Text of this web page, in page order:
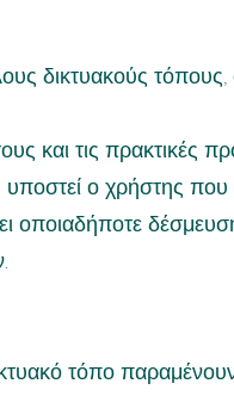
δικτυακούς τόπους,
και τις πρακτικές
ο χρήστης που
οποιαδήποτε
τόπο